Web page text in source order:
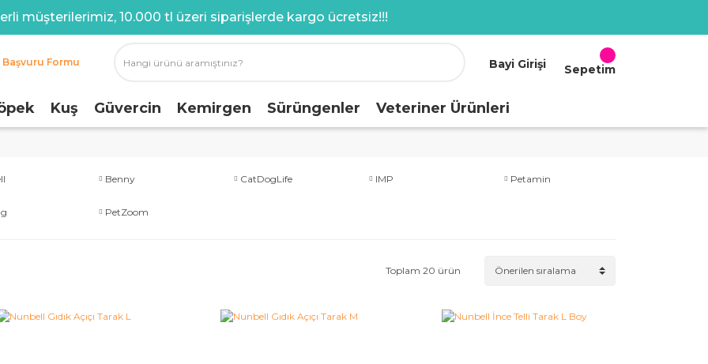
müşterilerimiz, 10.000 tl üzeri siparişlerde kargo ücretsiz!!!
Başvuru Formu Bayi Girişi Sepetim
Kuş Güvercin Kemirgen Sürüngenler Veteriner Ürünleri
Benny CatDogLife IMP Petamin
PetZoom
Toplam 20 ürün